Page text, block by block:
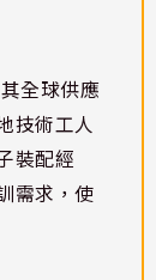
全球供應
技術工人
裝配經
需求，使